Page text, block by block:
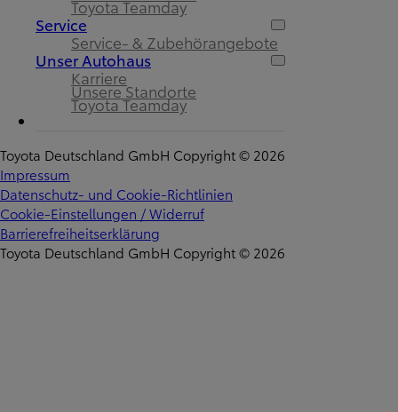
Toyota Teamday
Service
Service- & Zubehörangebote
Unser Autohaus
Karriere
Unsere Standorte
Toyota Teamday
Toyota Deutschland GmbH Copyright © 2026
Impressum
Datenschutz- und Cookie-Richtlinien
Cookie-Einstellungen / Widerruf
Barrierefreiheitserklärung
Toyota Deutschland GmbH Copyright © 2026